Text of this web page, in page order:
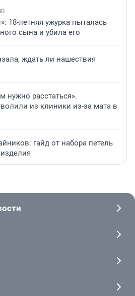
18-летняя ужурка пыталась
сына и убила его
ждать ли нашествия
нужно расстаться».
из клиники из-за мата в
гайд от набора петель